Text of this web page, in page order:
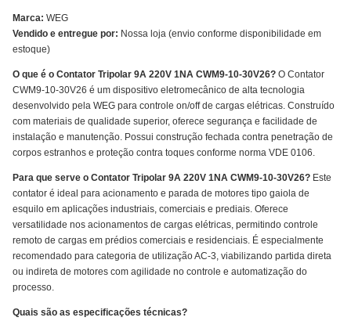
Marca: WEG
Vendido e entregue por: Nossa loja (envio conforme disponibilidade em
estoque)
O que é o Contator Tripolar 9A 220V 1NA CWM9-10-30V26? O Contator
CWM9-10-30V26 é um dispositivo eletromecânico de alta tecnologia
desenvolvido pela WEG para controle on/off de cargas elétricas. Construído
com materiais de qualidade superior, oferece segurança e facilidade de
instalação e manutenção. Possui construção fechada contra penetração de
corpos estranhos e proteção contra toques conforme norma VDE 0106.
Para que serve o Contator Tripolar 9A 220V 1NA CWM9-10-30V26? Este
contator é ideal para acionamento e parada de motores tipo gaiola de
esquilo em aplicações industriais, comerciais e prediais. Oferece
versatilidade nos acionamentos de cargas elétricas, permitindo controle
remoto de cargas em prédios comerciais e residenciais. É especialmente
recomendado para categoria de utilização AC-3, viabilizando partida direta
ou indireta de motores com agilidade no controle e automatização do
processo.
Quais são as especificações técnicas?